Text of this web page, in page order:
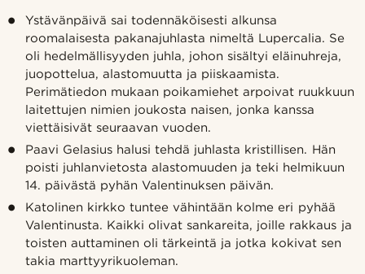
Ystävänpäivä sai todennäköisesti alkunsa
roomalaisesta pakanajuhlasta nimeltä Lupercalia. Se
oli hedelmällisyyden juhla, johon sisältyi eläinuhreja,
juopottelua, alastomuutta ja piiskaamista.
Perimätiedon mukaan poikamiehet arpoivat ruukkuun
laitettujen nimien joukosta naisen, jonka kanssa
viettäisivät seuraavan vuoden.
Paavi Gelasius halusi tehdä juhlasta kristillisen. Hän
poisti juhlanvietosta alastomuuden ja teki helmikuun
14. päivästä pyhän Valentinuksen päivän.
Katolinen kirkko tuntee vähintään kolme eri pyhää
Valentinusta. Kaikki olivat sankareita, joille rakkaus ja
toisten auttaminen oli tärkeintä ja jotka kokivat sen
takia marttyyrikuoleman.